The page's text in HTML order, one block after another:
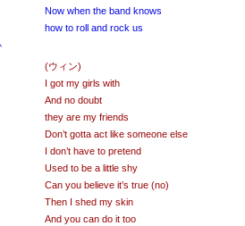
Now when the band knows
how to roll and rock us
(ウィン)
I got my girls with
And no doubt
they are my friends
Don’t gotta act like someone else
I don’t have to pretend
Used to be a little shy
Can you believe it’s true (no)
Then I shed my skin
And you can do it too